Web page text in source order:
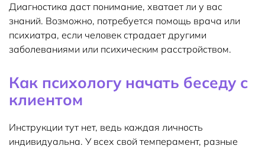
Диагностика даст понимание, хватает ли у вас
знаний. Возможно, потребуется помощь врача или
психиатра, если человек страдает другими
заболеваниями или психическим расстройством.
Как психологу начать беседу с
клиентом
Инструкции тут нет, ведь каждая личность
индивидуальна. У всех свой темперамент, разные